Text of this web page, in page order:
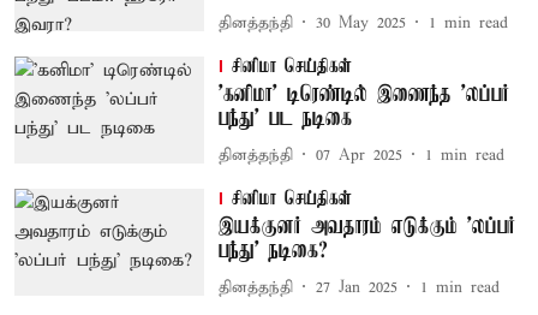
தினத்தந்தி 30 May 2025 1 min read
சினிமா செய்திகள்
'கனிமா' டிரெண்டில் இணைந்த 'லப்பர்
பந்து' பட நடிகை
தினத்தந்தி 07 Apr 2025 1 min read
சினிமா செய்திகள்
இயக்குனர் அவதாரம் எடுக்கும் 'லப்பர்
பந்து' நடிகை?
தினத்தந்தி 27 Jan 2025 1 min read